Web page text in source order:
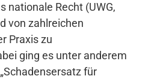
nationale Recht (UWG,
von zahlreichen
Praxis zu
ging es unter anderem
für